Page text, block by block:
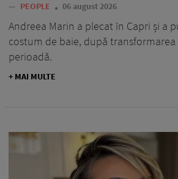
— PEOPLE 06 august 2026
Andreea Marin a plecat în Capri și a
costum de baie, după
perioadă.
+ MAI MULTE